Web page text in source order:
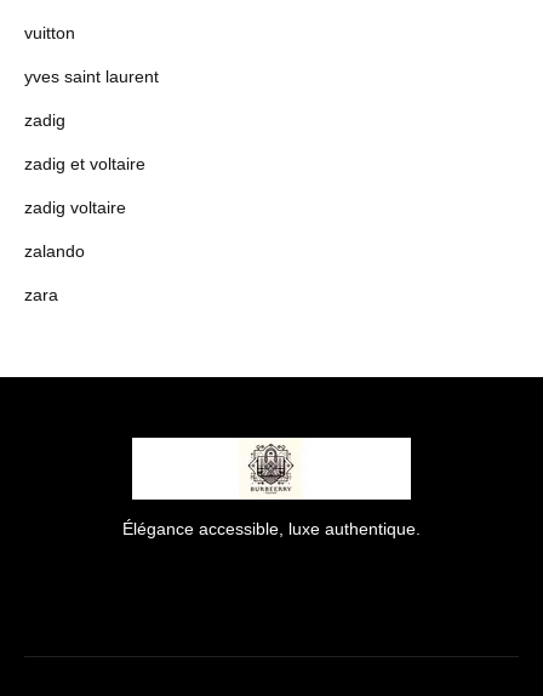
vuitton
yves saint laurent
zadig
zadig et voltaire
zadig voltaire
zalando
zara
Élégance accessible, luxe authentique.